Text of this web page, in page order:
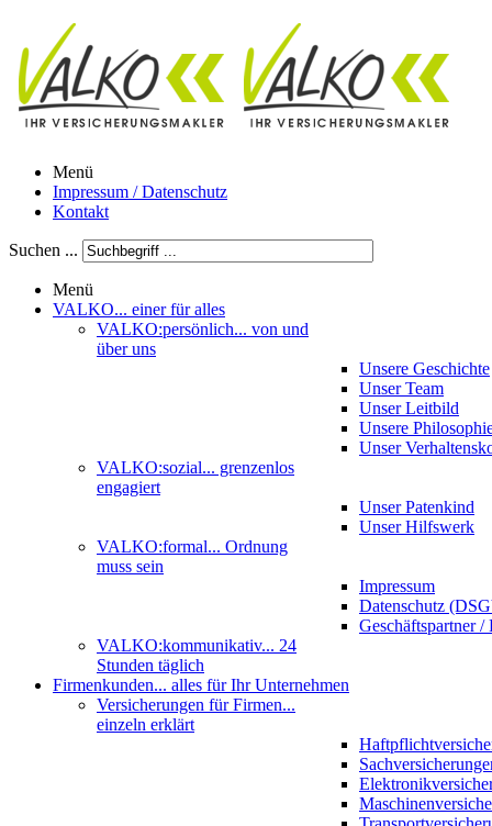
Menü
Impressum / Datenschutz
Kontakt
Suchen ...
Menü
VALKO... einer für alles
VALKO:persönlich... von und
über uns
Unsere Geschichte
Unser Team
Unser Leitbild
Unsere
Unser
VALKO:sozial... grenzenlos
engagiert
Unser Patenkind
Unser Hilfswerk
VALKO:formal... Ordnung
muss sein
Impressum
Datenschutz
Geschäftspartner /
VALKO:kommunikativ... 24
Stunden täglich
Firmenkunden... alles für Ihr Unternehmen
Versicherungen für Firmen...
einzeln erklärt